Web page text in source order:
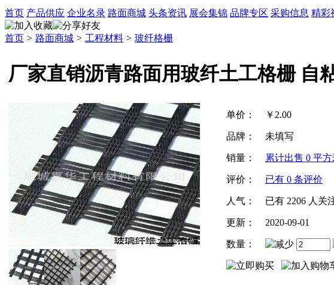
首页 产品供应 企业名录 路面商城 头条资讯 展会集锦 品牌专区 采购信息 精彩
首页 > 路面商城 > 工程材料 > 玻纤格栅
厂家直销沥青路面用玻纤土工格栅 自
单价： ￥ 2.00
品牌： 未填写
销量： 累计出售 0 平方
评价： 已有 0 条评价
人气： 已有 2206 人关
更新： 2020-09-01
数量：